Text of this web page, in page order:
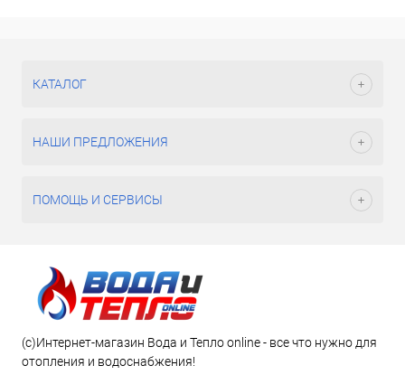
КАТАЛОГ
НАШИ ПРЕДЛОЖЕНИЯ
ПОМОЩЬ И СЕРВИСЫ
(c)Интернет-магазин Вода и Тепло online - все что нужно для
отопления и водоснабжения!